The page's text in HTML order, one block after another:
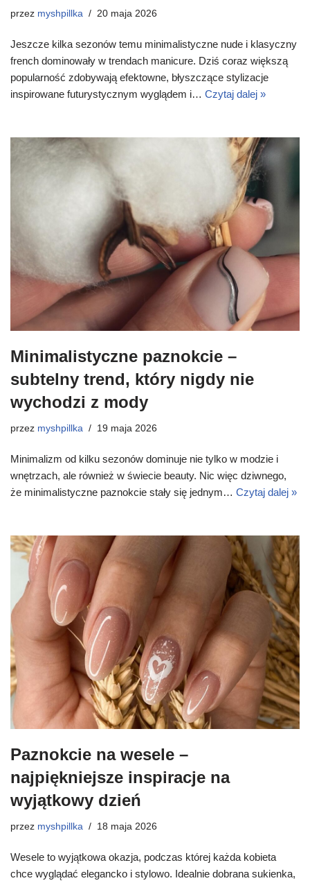
przez myshpillka 20 maja 2026
Jeszcze kilka sezonów temu minimalistyczne nude i klasyczny
french dominowały w trendach manicure. Dziś coraz większą
popularność zdobywają efektowne, błyszczące stylizacje
inspirowane futurystycznym wyglądem i… Czytaj dalej »
Minimalistyczne paznokcie –
subtelny trend, który nigdy nie
wychodzi z mody
przez myshpillka 19 maja 2026
Minimalizm od kilku sezonów dominuje nie tylko w modzie i
wnętrzach, ale również w świecie beauty. Nic więc dziwnego,
że minimalistyczne paznokcie stały się jednym… Czytaj dalej »
Paznokcie na wesele –
najpiękniejsze inspiracje na
wyjątkowy dzień
przez myshpillka 18 maja 2026
Wesele to wyjątkowa okazja, podczas której każda kobieta
chce wyglądać elegancko i stylowo. Idealnie dobrana sukienka,